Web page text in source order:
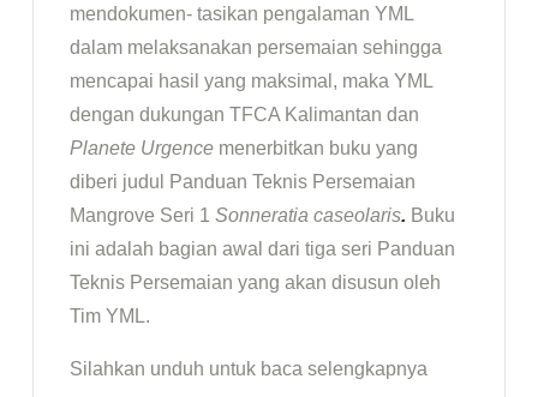
mendokumen- tasikan pengalaman YML
dalam melaksanakan persemaian sehingga
mencapai hasil yang maksimal, maka YML
dengan dukungan TFCA Kalimantan dan
Planete Urgence menerbitkan buku yang
diberi judul Panduan Teknis Persemaian
Mangrove Seri 1 Sonneratia caseolaris. Buku
ini adalah bagian awal dari tiga seri Panduan
Teknis Persemaian yang akan disusun oleh
Tim YML.
Silahkan unduh untuk baca selengkapnya